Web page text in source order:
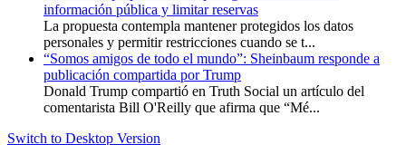
información pública y limitar reservas
La propuesta contempla mantener protegidos los datos
personales y permitir restricciones cuando se t...
“Somos amigos de todo el mundo”: Sheinbaum responde a
publicación compartida por Trump
Donald Trump compartió en Truth Social un artículo del
comentarista Bill O'Reilly que afirma que “Mé...
Switch to Desktop Version